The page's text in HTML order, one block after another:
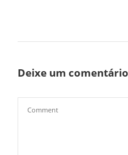
Deixe um comentário